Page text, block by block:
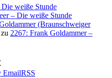
weiße Stunde
– Die weiße Stunde
(Braunschweiger
zu 2267: Frank Goldammer –
EmailRSS